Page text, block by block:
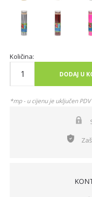
Količina:
DODAJ U
*mp - u cijenu je uključen PDV